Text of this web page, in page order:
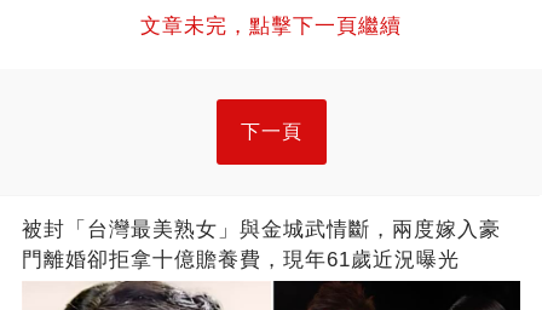
文章未完，點擊下一頁繼續
下一頁
被封「台灣最美熟女」與金城武情斷，兩度嫁入豪
門離婚卻拒拿十億贍養費，現年61歲近況曝光